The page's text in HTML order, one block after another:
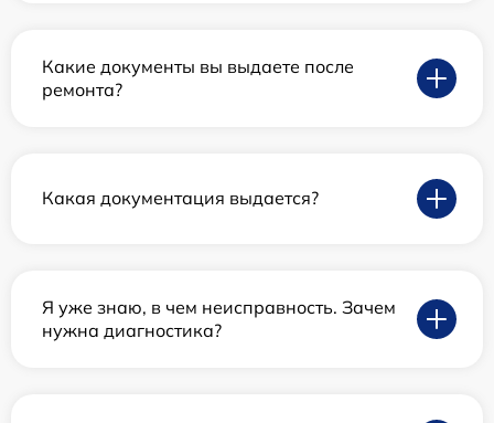
Какие документы вы выдаете после
ремонта?
Какая документация выдается?
Я уже знаю, в чем неисправность. Зачем
нужна диагностика?